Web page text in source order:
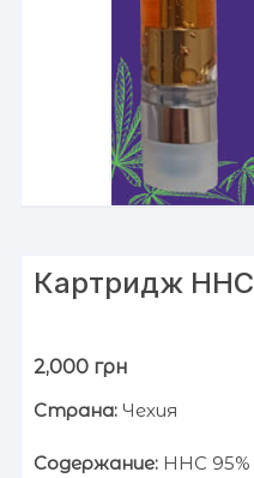
Картридж
2,000 грн
Страна: Чехия
Содержание: HHC